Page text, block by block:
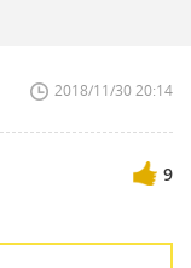
2018/11/30 20:14
9